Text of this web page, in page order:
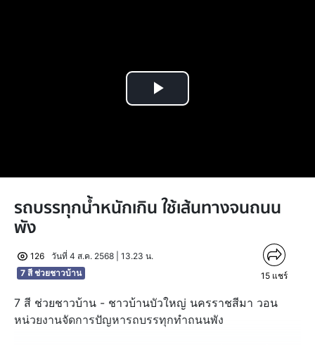
Play
รถบรรทุกน้ำหนักเกิน ใช้เส้นทางจนถนน
พัง
126
วันที่ 4 ส.ค. 2568 | 13.23 น.
7 สี ช่วยชาวบ้าน
15 แชร์
7 สี ช่วยชาวบ้าน - ชาวบ้านบัวใหญ่ นครราชสีมา วอน
หน่วยงานจัดการปัญหารถบรรทุกทำถนนพัง